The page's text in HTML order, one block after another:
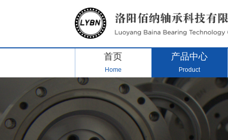
首页
Home
产品中心
Product